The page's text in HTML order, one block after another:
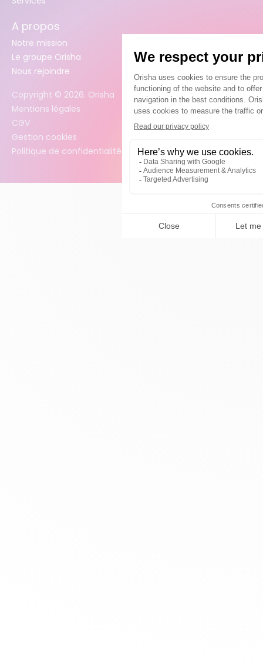
A propos
Notre mission
Le groupe Orisha
Nous rejoindre
Copyright © 2026. Orisha
Mentions légales
CGV
Gestion cookies
Politique de confidentialité